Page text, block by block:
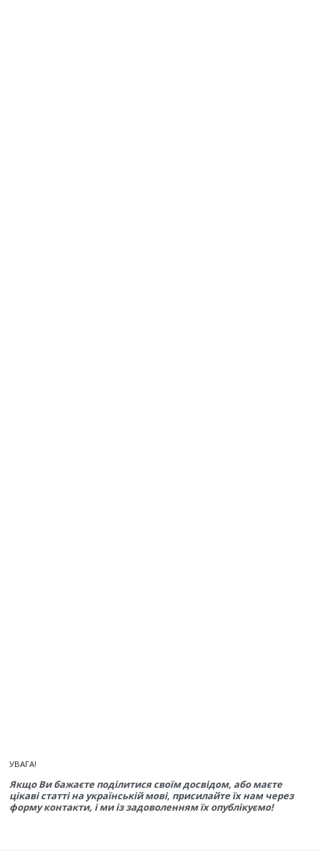
УВАГА!
Якщо Ви бажаєте поділитися своїм досвідом, або маєте
цікаві статті на українській мові, присилайте їх нам через
форму контакти, і ми із задоволенням їх опублікуємо!